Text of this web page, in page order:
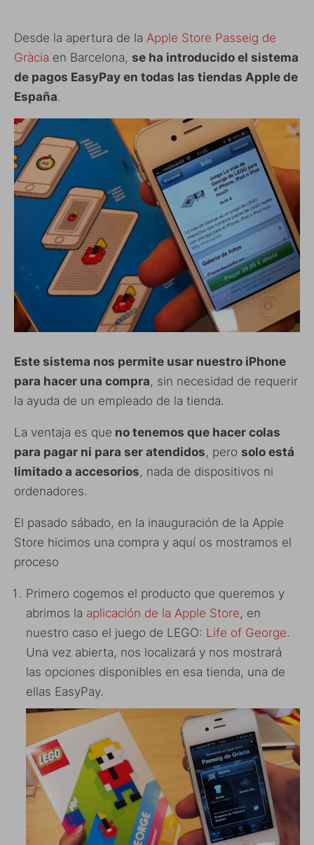
Desde la apertura de la Apple Store Passeig de
Gràcia en Barcelona, se ha introducido el sistema
de pagos EasyPay en todas las tiendas Apple de
España.
Este sistema nos permite usar nuestro iPhone
para hacer una compra, sin necesidad de requerir
la ayuda de un empleado de la tienda.
La ventaja es que no tenemos que hacer colas
para pagar ni para ser atendidos, pero solo está
limitado a accesorios, nada de dispositivos ni
ordenadores.
El pasado sábado, en la inauguración de la Apple
Store hicimos una compra y aquí os mostramos el
proceso
Primero cogemos el producto que queremos y
abrimos la aplicación de la Apple Store, en
nuestro caso el juego de LEGO: Life of George.
Una vez abierta, nos localizará y nos mostrará
las opciones disponibles en esa tienda, una de
ellas EasyPay.